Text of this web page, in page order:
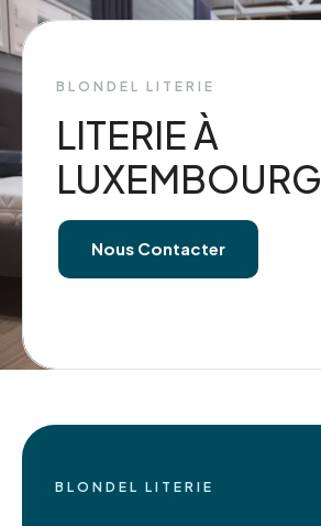
BLONDEL LITERIE
LITERIE À
LUXEMBOURG
Nous Contacter
BLONDEL LITERIE